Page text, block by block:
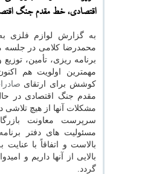
اقتصادی، خط مقدم جنگ
به گزارش لوازم فلزی
محمدرضا کلامی در جلسه
برنامه ریزی، تأمین، توزیع
مهمترین اولویت هم
کوشش برای ارتقای
مقدم جنگ اقتصادی در
مشکلات آنها از هیچ تلاشی
سرپرست معاونت
مسئولیت های دفتر
بالاست و اتفاقاً با
بالایی از آنها داریم و
گردد.